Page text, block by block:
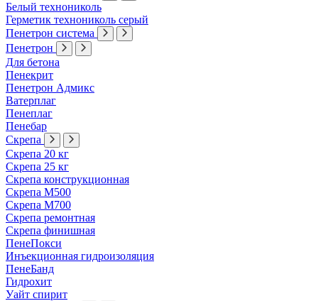
Белый технониколь
Герметик технониколь серый
Пенетрон система
Пенетрон
Для бетона
Пенекрит
Пенетрон Адмикс
Ватерплаг
Пенеплаг
Пенебар
Скрепа
Скрепа 20 кг
Скрепа 25 кг
Скрепа конструкционная
Скрепа М500
Скрепа М700
Скрепа ремонтная
Скрепа финишная
ПенеПокси
Инъекционная гидроизоляция
ПенеБанд
Гидрохит
Уайт спирит